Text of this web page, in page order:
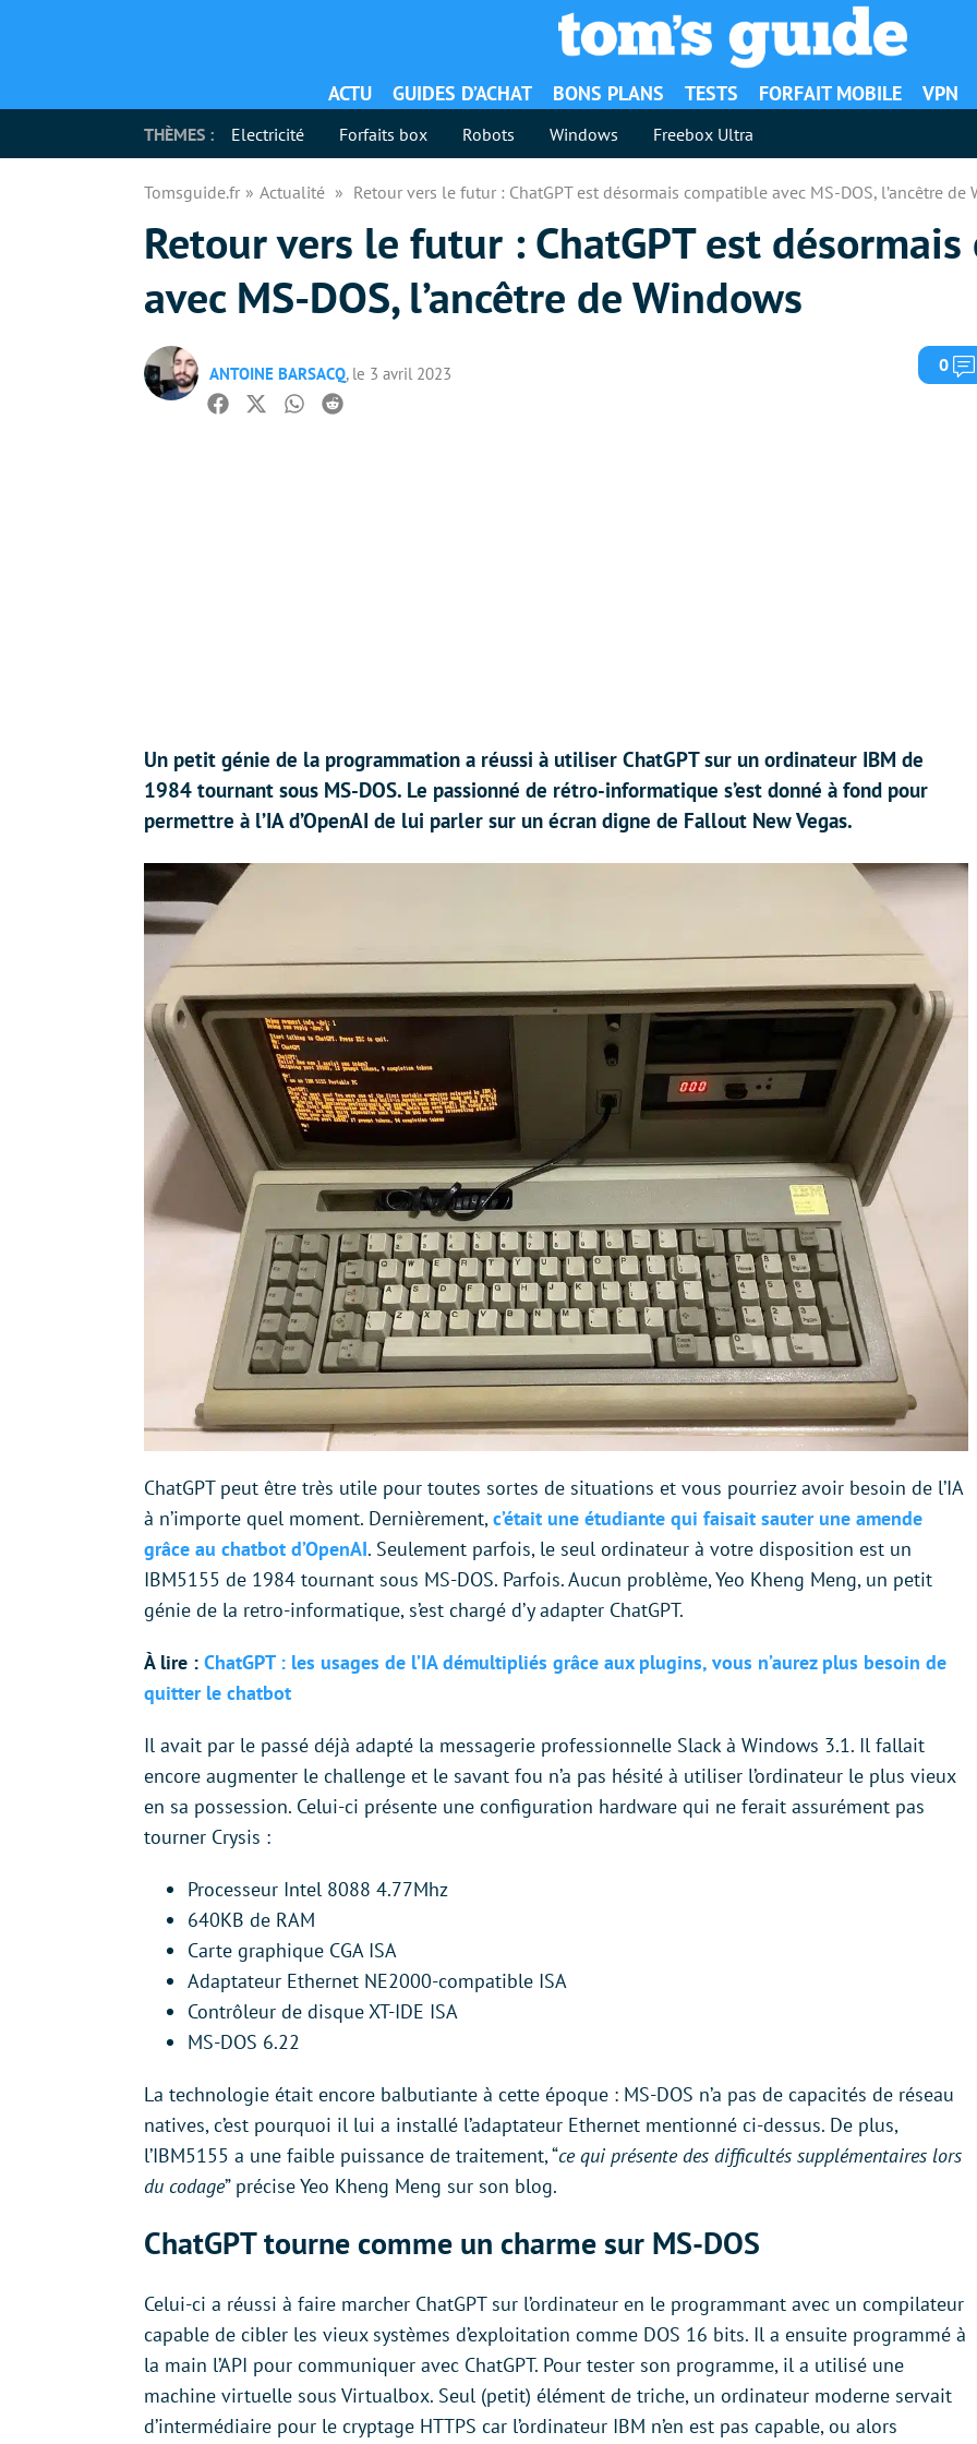
ACTU GUIDES D’ACHAT BONS PLANS TESTS FORFAIT MOBILE VPN
THÈMES : Electricité Forfaits box Robots Windows Freebox Ultra
Tomsguide.fr Actualité Retour vers le futur : ChatGPT est désormais compatible avec MS-DOS, l’ancêtre de
Retour vers le futur : ChatGPT est
avec MS-DOS, l’ancêtre de Windows
ANTOINE BARSACQ, le 3 avril 2023 0
Facebook
TwitterWhatsapp
Reddit
Un petit génie de la programmation a réussi à utiliser ChatGPT sur un ordinateur IBM de
1984 tournant sous MS-DOS. Le passionné de rétro-informatique s’est donné à fond pour
permettre à l’IA d’OpenAI de lui parler sur un écran digne de Fallout New Vegas.
ChatGPT peut être très utile pour toutes sortes de situations et vous pourriez avoir besoin de l’IA
à n’importe quel moment. Dernièrement,c’était une étudiante qui faisait sauter une amende
grâce au chatbot d’OpenAI. Seulement parfois, le seul ordinateur à votre disposition est un
IBM5155 de 1984 tournant sous MS-DOS. Parfois. Aucun problème, Yeo Kheng Meng, un petit
génie de la retro-informatique, s’est chargé d’y adapter ChatGPT.
À lire : ChatGPT : les usages de l’IA démultipliés grâce aux plugins, vous n’aurez plus besoin de
quitter le chatbot
Il avait par le passé déjà adapté la messagerie professionnelle Slack à Windows 3.1. Il fallait
encore augmenter le challenge et le savant fou n’a pas hésité à utiliser l’ordinateur le plus vieux
en sa possession. Celui-ci présente une configuration hardware qui ne ferait assurément pas
tourner Crysis :
Processeur Intel 8088 4.77Mhz
640KB de RAM
Carte graphique CGA ISA
Adaptateur Ethernet NE2000-compatible ISA
Contrôleur de disque XT-IDE ISA
MS-DOS 6.22
La technologie était encore balbutiante à cette époque : MS-DOS n’a pas de capacités de réseau
natives, c’est pourquoi il lui a installé l’adaptateur Ethernet mentionné ci-dessus. De plus,
l’IBM5155 a une faible puissance de traitement, “ce qui présente des difficultés supplémentaires lors
du codage” précise Yeo Kheng Meng sur son blog.
ChatGPT tourne comme un charme sur MS-DOS
Celui-ci a réussi à faire marcher ChatGPT sur l’ordinateur en le programmant avec un compilateur
capable de cibler les vieux systèmes d’exploitation comme DOS 16 bits. Il a ensuite programmé à
la main l’API pour communiquer avec ChatGPT. Pour tester son programme, il a utilisé une
machine virtuelle sous Virtualbox. Seul (petit) élément de triche, un ordinateur moderne servait
d’intermédiaire pour le cryptage HTTPS car l’ordinateur IBM n’en est pas capable, ou alors